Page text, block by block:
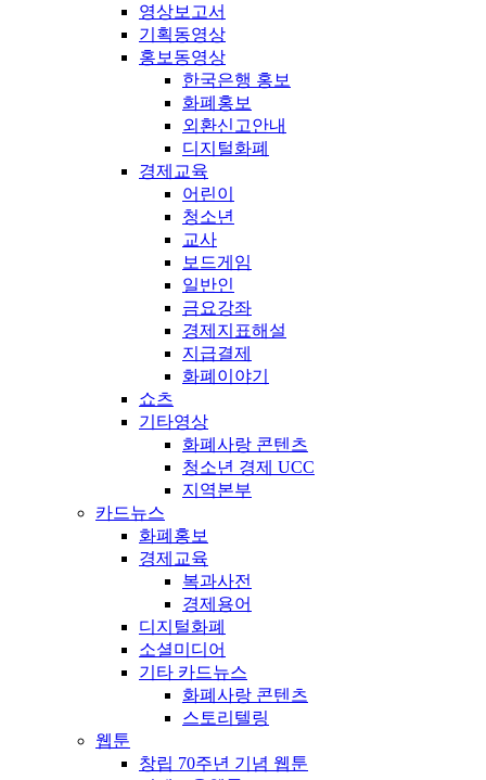
영상보고서
기획동영상
홍보동영상
한국은행 홍보
화폐홍보
외환신고안내
디지털화폐
경제교육
어린이
청소년
교사
보드게임
일반인
금요강좌
경제지표해설
지급결제
화폐이야기
쇼츠
기타영상
화폐사랑 콘텐츠
청소년 경제 UCC
지역본부
카드뉴스
화폐홍보
경제교육
복과사전
경제용어
디지털화폐
소셜미디어
기타 카드뉴스
화폐사랑 콘텐츠
스토리텔링
웹툰
창립 70주년 기념 웹툰